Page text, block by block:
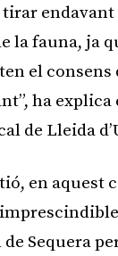
la fauna, ja
el
ha explica
de Lleida
en aquest
de Sequera